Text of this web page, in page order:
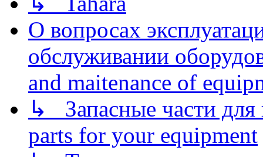
О вопросах
обслуживании
and maitenance of
↳ Запасные части для
parts for your equipment